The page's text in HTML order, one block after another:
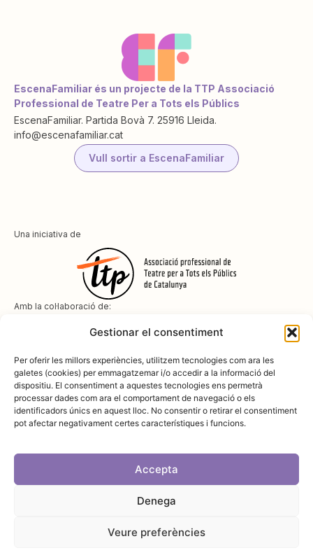
Gestionar el consentiment
Per oferir les millors experiències, utilitzem tecnologies com ara les
galetes (cookies) per emmagatzemar i/o accedir a la informació del
dispositiu. El consentiment a aquestes tecnologies ens permetrà
processar dades com ara el comportament de navegació o els
identificadors únics en aquest lloc. No consentir o retirar el consentiment
pot afectar negativament certes característiques i funcions.
Accepta
Denega
Veure preferències
EscenaFamiliar és un projecte de la TTP Associació
Professional de Teatre Per a Tots els Públics
EscenaFamiliar. Partida Bovà 7. 25916 Lleida.
info@escenafamiliar.cat
Vull sortir a EscenaFamiliar
Una iniciativa de
Amb la col·laboració de:
Amb el suport de
Política de privadesa